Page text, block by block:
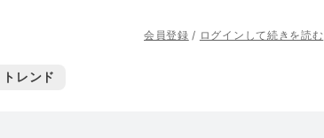
会員登録 / ログインして続きを読む
トレンド